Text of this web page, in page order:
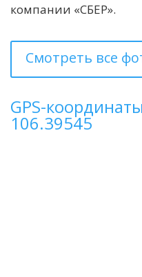
компании «СБЕР».
Смотреть все
GPS-
106.39545